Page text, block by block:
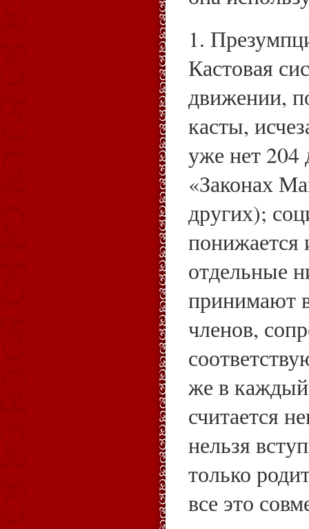
1.
Кастовая
движении,
касты,
уже нет
«Законах
других);
отдельные
принимают
членов,
же в
считается
нельзя
только
все это